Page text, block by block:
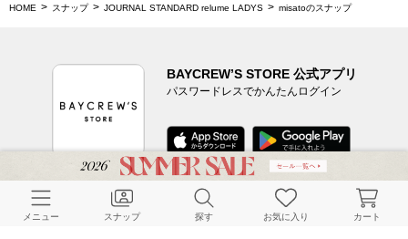
HOME スナップ JOURNAL STANDARD relume LADYS misatoのスナップ
BAYCREW’S STORE 公式アプリ
パスワードレスでかんたんログイン
CUSTOMER SERVICE
メニュー スナップ 探す お気に入り カート